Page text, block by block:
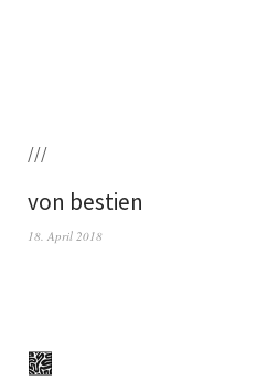
///
von bestien
18. April 2018